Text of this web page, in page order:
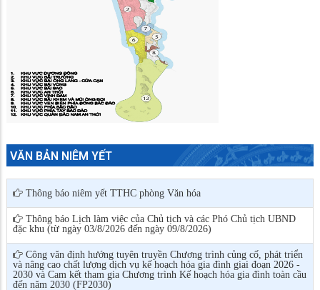
VĂN BẢN NIÊM YẾT
Thông báo niêm yết TTHC phòng Văn hóa
Thông báo Lịch làm việc của Chủ tịch và các Phó Chủ tịch UBND
đặc khu (từ ngày 03/8/2026 đến ngày 09/8/2026)
Công văn định hướng tuyên truyền Chương trình củng cố, phát triển
và nâng cao chất lượng dịch vụ kế hoạch hóa gia đình giai đoạn 2026 -
2030 và Cam kết tham gia Chương trình Kế hoạch hóa gia đình toàn cầu
đến năm 2030 (FP2030)